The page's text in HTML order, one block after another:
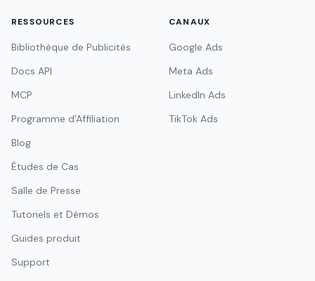
RESSOURCES
Bibliothèque de Publicités
Docs API
MCP
Programme d'Affiliation
Blog
Études de Cas
Salle de Presse
Tutoriels et Démos
Guides produit
Support
CANAUX
Google Ads
Meta Ads
LinkedIn Ads
TikTok Ads